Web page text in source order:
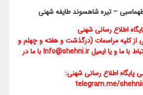
– تیره شاهسوند طایفه شهنی
اطلاع رسانی شهنی
از کلیه مراسمات (درگذشت و هفته و چهلم و
سالگرد) از طریق فرم ارتباط با ما و یا ایمیل Info@shehni.ir با ما در
پایگاه اطلاع رسانی شهنی:
telegram.me/